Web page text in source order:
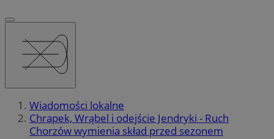
Wiadomości lokalne
Chrapek, Wrąbel i odejście Jendryki - Ruch
Chorzów wymienia skład przed sezonem